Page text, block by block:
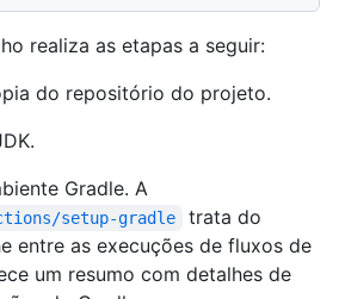
realiza as etapas a seguir:
do repositório do projeto.
Gradle. A
setup-gradle
trata do
entre as execuções de fluxos de
um resumo com detalhes de